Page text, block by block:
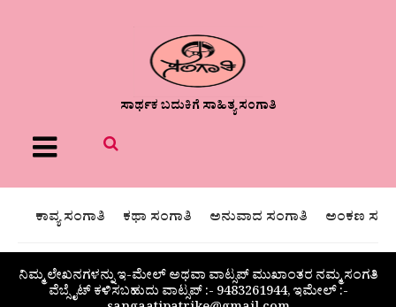
ಸಾರ್ಥಕ ಬದುಕಿಗೆ ಸಾಹಿತ್ಯ ಸಂಗಾತಿ
Menu
ಕಾವ್ಯ ಸಂಗಾತಿ ಕಥಾ ಸಂಗಾತಿ ಅನುವಾದ ಸಂಗಾತಿ ಅಂಕಣ
ನಿಮ್ಮ ಲೇಖನಗಳನ್ನು ಇ-ಮೇಲ್ ಅಥವಾ ವಾಟ್ಸಪ್ ಮುಖಾಂತರ ನಮ್ಮ ಸಂಗತಿ
ವೆಬ್ಸೈಟ್ ಕಳಿಸಬಹುದು ವಾಟ್ಸಪ್‌ :- 9483261944, ಇಮೇಲ್ :-